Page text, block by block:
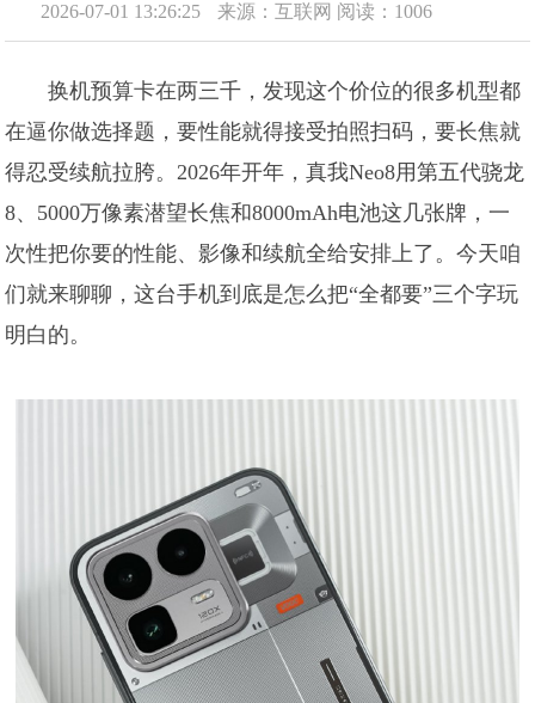
2026-07-01 13:26:25 来源：互联网 阅读：1006
换机预算卡在两三千，发现这个价位的很多机型都
在逼你做选择题，要性能就得接受拍照扫码，要长焦就
得忍受续航拉胯。2026年开年，真我Neo8用第五代骁龙
8、5000万像素潜望长焦和8000mAh电池这几张牌，一
次性把你要的性能、影像和续航全给安排上了。今天咱
们就来聊聊，这台手机到底是怎么把“全都要”三个字玩
明白的。